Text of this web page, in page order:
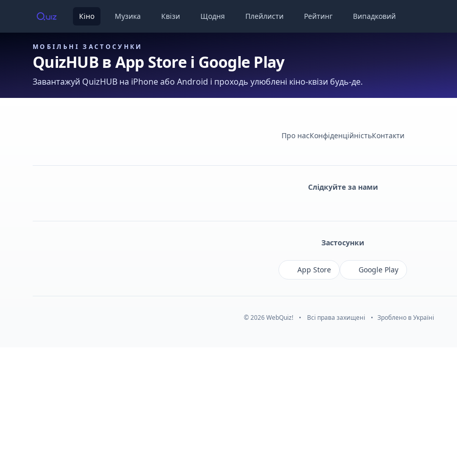
Кіно Музика Квізи Щодня Плейлисти Рейтинг Випадковий
МОБІЛЬНІ ЗАСТОСУНКИ
QuizHUB в App Store і Google Play
Завантажуй QuizHUB на iPhone або Android і проходь улюблені кіно-квізи будь-де.
Про насКонфіденційністьКонтакти
Слідкуйте за нами
Застосунки
App Store Google Play
© 2026 WebQuiz! • Всі права захищені • Зроблено в Україні